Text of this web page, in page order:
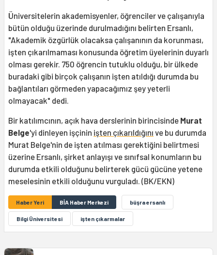
Üniversitelerin akademisyenler, öğrenciler ve çalışanıyla
bütün olduğu üzerinde durulmadığını belirten Ersanlı,
"Akademik özgürlük olacaksa çalışanının da korunması,
işten çıkarılmaması konusunda öğretim üyelerinin duyarlı
olması gerekir. 750 öğrencin tutuklu olduğu, bir ülkede
buradaki gibi birçok çalışanın işten atıldığı durumda bu
bağlantıları görmeden yapacağımız şey yeterli
olmayacak" dedi.
Bir katılımcının, açık hava derslerinin birincisinde Murat
Belge'yi dinleyen işçinin işten çıkarıldığını ve bu durumda
Murat Belge'nin de işten atılması gerektiğini belirtmesi
üzerine Ersanlı, şirket anlayışı ve sınıfsal konumların bu
durumda etkili olduğunu belirterek gücü gücüne yetene
meselesinin etkili olduğunu vurguladı. (BK/EKN)
Haber Yeri BİA Haber Merkezi büşra ersanlı
Bilgi Üniversitesi işten çıkarmalar